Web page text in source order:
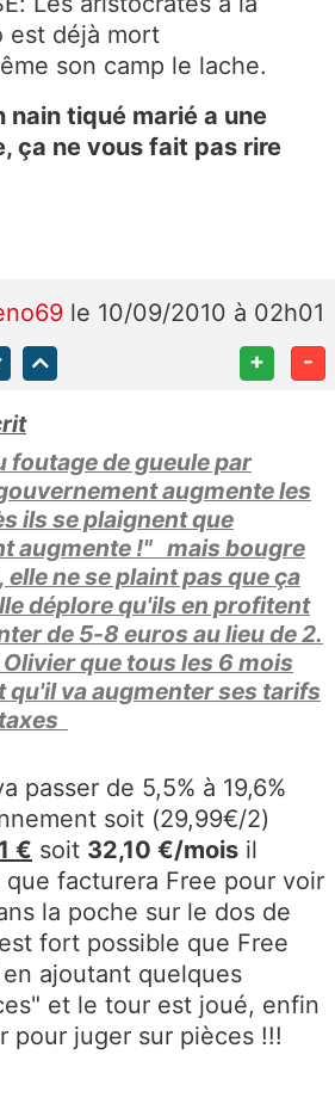
est déjà mort
son camp le lache.
nain tiqué marié a une
ça ne vous fait pas rire
le 10/09/2010 à 02h01
+ -
foutage de gueule par
augmente les
ils se plaignent que
augmente !" mais bougre
ne se plaint pas que ça
déplore qu'ils en profitent
de 5-8 euros au lieu de 2.
que tous les 6 mois
qu'il va augmenter ses tarifs
passer de 5,5% à 19,6%
soit (29,99€/2)
€ soit 32,10 €/mois il
facturera Free pour voir
la poche sur le dos de
fort possible que Free
ajoutant quelques
et le tour est joué, enfin
pour juger sur pièces !!!